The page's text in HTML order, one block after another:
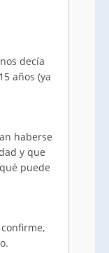
decía
años (ya
haberse
y que
puede